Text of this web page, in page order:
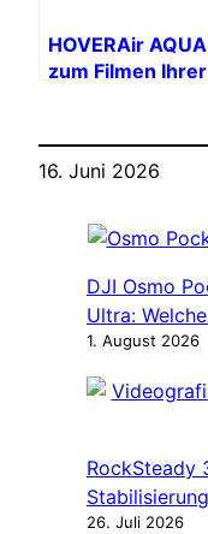
HOVERAir AQUA
zum Filmen Ihrer
16. Juni 2026
DJI Osmo
Ultra:
1. August 2026
RockSteady
26. Juli 2026